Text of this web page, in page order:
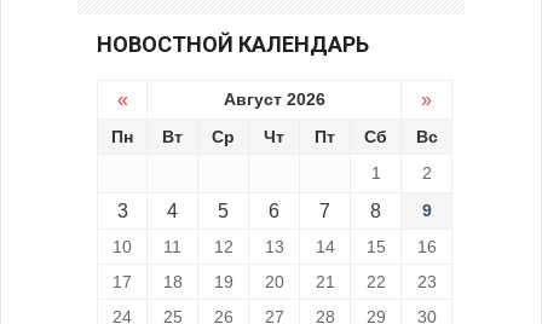
НОВОСТНОЙ КАЛЕНДАРЬ
« Август 2026 »
Пн Вт Ср Чт Пт Сб
Вс
1
2
3 4 5 6 7 8
9
10
11 12 13 14 15
16
17
18 19 20 21 22
23
24
25 26 27 28 29 30